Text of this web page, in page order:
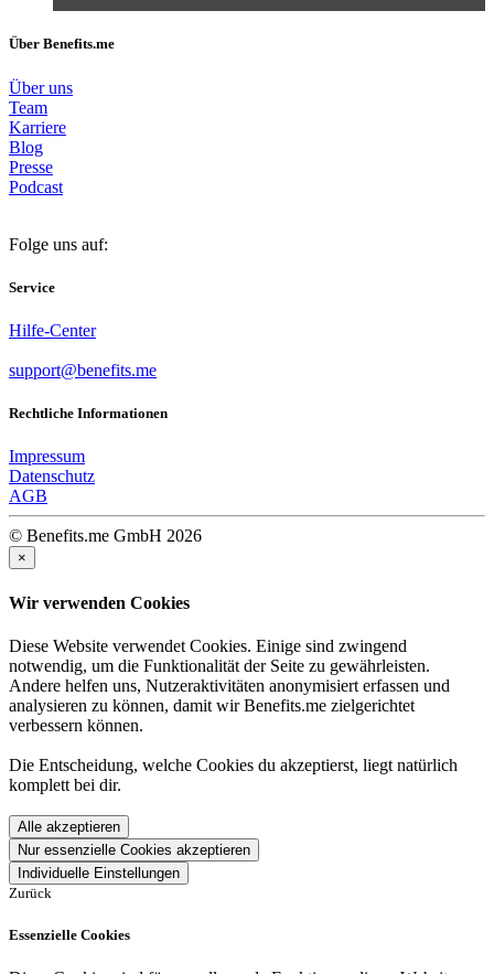
Über Benefits.me
Über uns
Team
Karriere
Blog
Presse
Podcast
Folge uns auf:
Service
Hilfe-Center
support@benefits.me
Rechtliche Informationen
Impressum
Datenschutz
AGB
© Benefits.me GmbH 2026
×
Wir verwenden Cookies
Diese Website verwendet Cookies. Einige sind zwingend
notwendig, um die Funktionalität der Seite zu gewährleisten.
Andere helfen uns, Nutzeraktivitäten anonymisiert erfassen und
analysieren zu können, damit wir Benefits.me zielgerichtet
verbessern können.
Die Entscheidung, welche Cookies du akzeptierst, liegt natürlich
komplett bei dir.
Alle akzeptieren
Nur essenzielle Cookies akzeptieren
Individuelle Einstellungen
Zurück
Essenzielle Cookies